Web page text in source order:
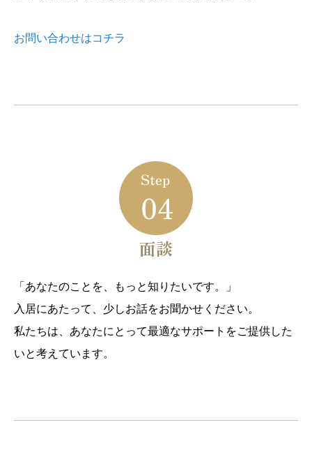
お問い合わせはコチラ
面談
「あなたのことを、もっと知りたいです。」
入居にあたって、少しお話をお聞かせください。
私たちは、あなたにとって最適なサポートをご提供した
いと考えています。